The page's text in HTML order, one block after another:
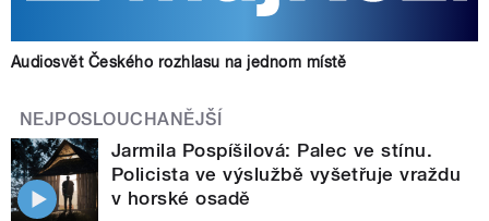
Audiosvět Českého rozhlasu na jednom místě
NEJPOSLOUCHANĚJŠÍ
Jarmila Pospíšilová: Palec ve stínu.
Policista ve výslužbě vyšetřuje vraždu
v horské osadě